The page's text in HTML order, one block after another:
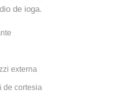
de ioga.
externa
de cortesia